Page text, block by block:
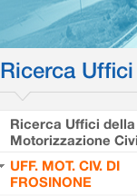
Ricerca
Ricerca Uffici della
Motorizzazione
UFF. MOT. CIV. DI
FROSINONE